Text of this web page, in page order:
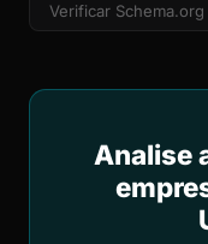
Verificar Schema.org
Analise